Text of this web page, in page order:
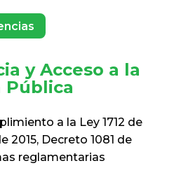
y
el comité de
para dar de
bienes
de
y Acceso a la
Pública
a la Ley 1712 de
2015, Decreto 1081 de
reglamentarias